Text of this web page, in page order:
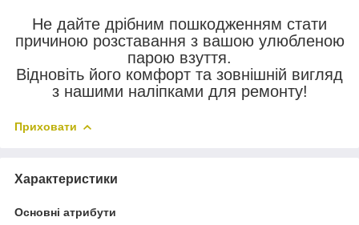
Не дайте дрібним пошкодженням стати
причиною розставання з вашою улюбленою
парою взуття.
Відновіть його комфорт та зовнішній вигляд
з нашими наліпками для ремонту!
Приховати
Характеристики
Основні атрибути